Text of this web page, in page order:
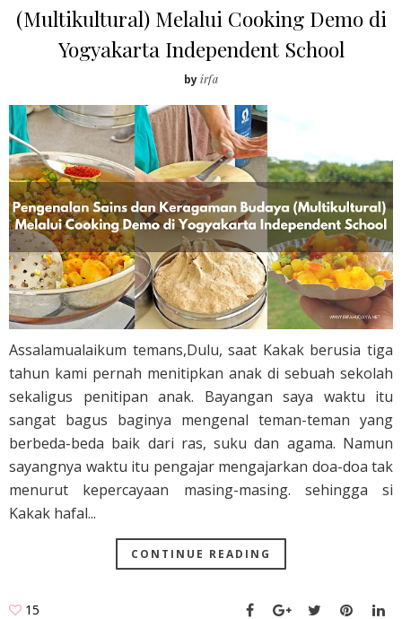
(Multikultural) Melalui Cooking Demo di
Yogyakarta Independent School
byirfa
Assalamualaikum temans,Dulu, saat Kakak berusia tiga
tahun kami pernah menitipkan anak di sebuah sekolah
sekaligus penitipan anak. Bayangan saya waktu itu
sangat bagus baginya mengenal teman-teman yang
berbeda-beda baik dari ras, suku dan agama. Namun
sayangnya waktu itu pengajar mengajarkan doa-doa tak
menurut kepercayaan masing-masing. sehingga si
Kakak hafal...
CONTINUE READING
15